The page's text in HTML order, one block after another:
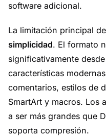
software adicional.
La limitación principal
simplicidad. El formato
significativamente
características
comentarios, estilos de
SmartArt y macros. Los
a ser más grandes que
soporta compresión.